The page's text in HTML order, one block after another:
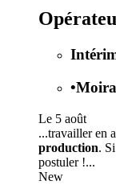
•
Le 5 août
...travailler en
production.
postuler !...
New